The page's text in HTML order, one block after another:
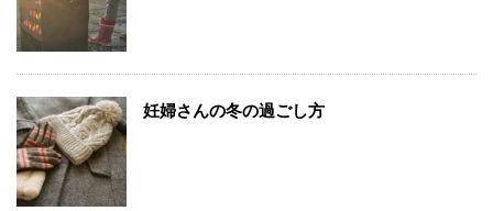
妊婦さんの冬の過ごし方